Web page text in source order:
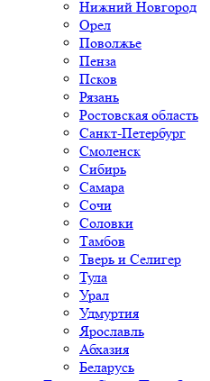
Нижний Новгород
Орел
Поволжье
Пенза
Псков
Рязань
Ростовская область
Санкт-Петербург
Смоленск
Сибирь
Самара
Сочи
Соловки
Тамбов
Тверь и Селигер
Тула
Урал
Удмуртия
Ярославль
Абхазия
Беларусь